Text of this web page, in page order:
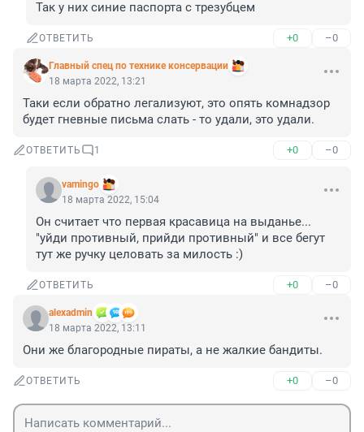
Так у них синие паспорта с трезубцем
ОТВЕТИТЬ +0 –0
Главный спец по технике консервации
18 марта 2022, 13:21
Таки если обратно легализуют, это опять комнадзор
будет гневные письма слать - то удали, это удали.
ОТВЕТИТЬ 1 +0 –0
vamingo
18 марта 2022, 15:04
Он считает что первая красавица на выданье...
"уйди противный, прийди противный" и все бегут
тут же ручку целовать за милость :)
ОТВЕТИТЬ +0 –0
alexadmin
18 марта 2022, 13:11
Они же благородные пираты, а не жалкие бандиты.
ОТВЕТИТЬ +0 –0